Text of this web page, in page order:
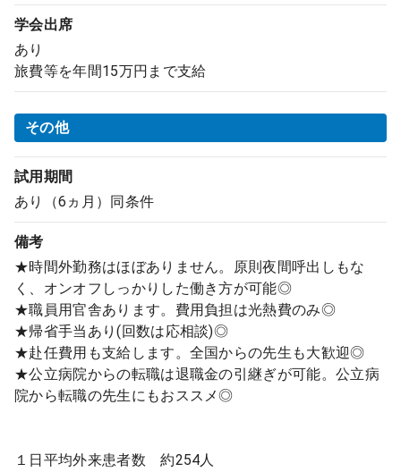
学会出席
あり
旅費等を年間15万円まで支給
その他
試用期間
あり（6ヵ月）同条件
備考
★時間外勤務はほぼありません。原則夜間呼出しもな
く、オンオフしっかりした働き方が可能◎
★職員用官舎あります。費用負担は光熱費のみ◎
★帰省手当あり(回数は応相談)◎
★赴任費用も支給します。全国からの先生も大歓迎◎
★公立病院からの転職は退職金の引継ぎが可能。公立病
院から転職の先生にもおススメ◎
１日平均外来患者数 約254人